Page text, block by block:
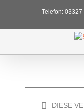
Telefon: 03327
DIESE